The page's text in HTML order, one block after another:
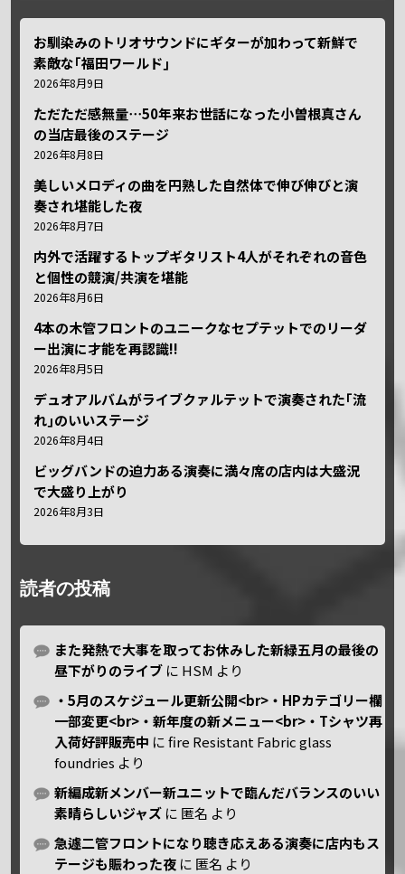
お馴染みのトリオサウンドにギターが加わって新鮮で
素敵な｢福田ワールド｣
2026年8月9日
ただただ感無量⋯50年来お世話になった小曽根真さん
の当店最後のステージ
2026年8月8日
美しいメロディの曲を円熟した自然体で伸び伸びと演
奏され堪能した夜
2026年8月7日
内外で活躍するトップギタリスト4人がそれぞれの音色
と個性の競演/共演を堪能
2026年8月6日
4本の木管フロントのユニークなセプテットでのリーダ
ー出演に才能を再認識!!
2026年8月5日
デュオアルバムがライブクァルテットで演奏された｢流
れ｣のいいステージ
2026年8月4日
ビッグバンドの迫力ある演奏に満々席の店内は大盛況
で大盛り上がり
2026年8月3日
読者の投稿
また発熱で大事を取ってお休みした新緑五月の最後の
昼下がりのライブ に HSM より
・5月のスケジュール更新公開<br>・HPカテゴリー欄
一部変更<br>・新年度の新メニュー<br>・Tシャツ再
入荷好評販売中 にfire Resistant Fabric glass
foundries より
新編成新メンバー新ユニットで臨んだバランスのいい
素晴らしいジャズ に 匿名 より
急遽二管フロントになり聴き応えある演奏に店内もス
テージも賑わった夜 に 匿名 より